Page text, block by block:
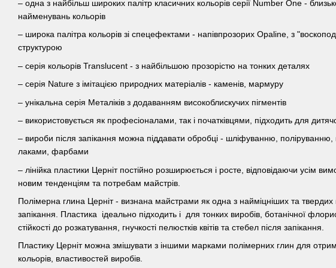
– одна з найбільш широких палітр класичних кольорів серії Number One -
найменувань кольорів
– широка палітра кольорів зі спецефектами - напівпрозорих Opaline, з
структурою
– серія кольорів Translucent - з найбільшою прозорістю на тонких деталях
– серія Nature з імітацією природних матеріалів - каменів, мармуру
– унікальна серія Металіків з додаванням високоблискучих пігментів
– використовується як професіоналами, так і початківцями, підходить для
– вироби після запікання можна піддавати обробці - шліфуванню, поліруванню,
лаками, фарбами
– лінійка пластики Церніт постійно розширюється і росте, відповідаючи усім
новим тенденціям та потребам майстрів.
Полімерна глина Церніт - визнана майстрами як одна з найміцніших та твердих
запікання. Пластика ідеально підходить і для тонких виробів, ботанічної
стійкості до розкатування, гнучкості пелюстків квітів та стебел після запікання.
Пластику Церніт можна змішувати з іншими марками полімерних глин для
кольорів, властивостей виробів.